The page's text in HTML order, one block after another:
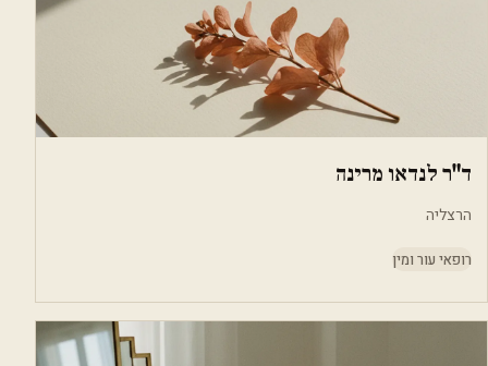
ד"ר לנדאו מרינה
הרצליה
רופאי עור ומין